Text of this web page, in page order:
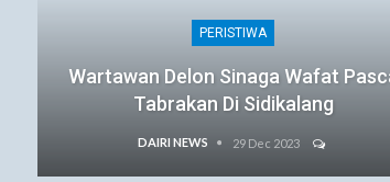
PERISTIWA
Wartawan Delon Sinaga Wafat
Tabrakan Di Sidikalang
DAIRI NEWS 29 Dec 2023